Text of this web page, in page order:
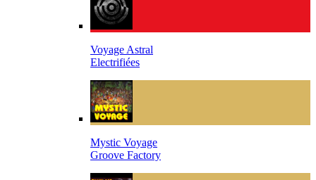
Voyage Astral
Electrifiées
Mystic Voyage
Groove Factory